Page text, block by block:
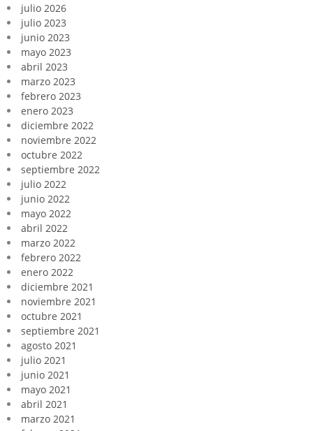
julio 2026
julio 2023
junio 2023
mayo 2023
abril 2023
marzo 2023
febrero 2023
enero 2023
diciembre 2022
noviembre 2022
octubre 2022
septiembre 2022
julio 2022
junio 2022
mayo 2022
abril 2022
marzo 2022
febrero 2022
enero 2022
diciembre 2021
noviembre 2021
octubre 2021
septiembre 2021
agosto 2021
julio 2021
junio 2021
mayo 2021
abril 2021
marzo 2021